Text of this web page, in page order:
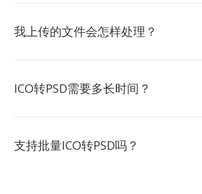
我上传的文件会怎样处理？
ICO转PSD需要多长时间？
支持批量ICO转PSD吗？